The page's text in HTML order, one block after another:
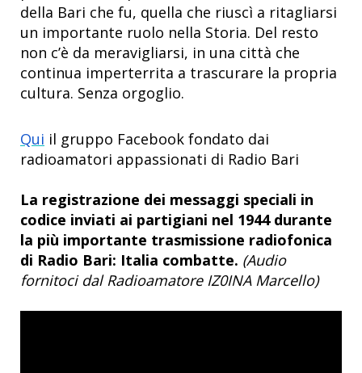
della Bari che fu, quella che riuscì a ritagliarsi
un importante ruolo nella Storia. Del resto
non c’è da meravigliarsi, in una città che
continua imperterrita a trascurare la propria
cultura. Senza orgoglio.
Qui il gruppo Facebook fondato dai
radioamatori appassionati di Radio Bari
La registrazione dei messaggi speciali in
codice inviati ai partigiani nel 1944 durante
la più importante trasmissione radiofonica
di Radio Bari: Italia combatte. (Audio
fornitoci dal Radioamatore IZ0INA Marcello)